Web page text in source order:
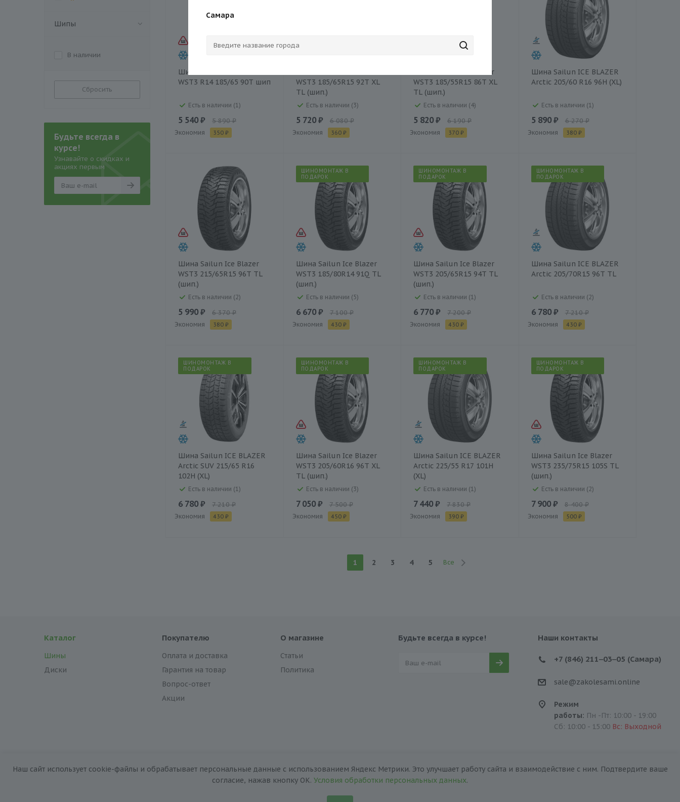
Шина Sailun Ice Blazer
WST3 R14 185/65 90T шип
Есть в наличии (1)
5 540 ₽ 5 890 ₽
Экономия 350 ₽
WST3 185/65R15 92T XL
TL (шип.)
Есть в наличии (3)
5 720 ₽ 6 080 ₽
Экономия 360 ₽
Шина Sailun Ice Blazer
WST3 185/55R15 86T XL
TL (шип.)
Есть в наличии (4)
5 820 ₽ 6 190 ₽
Экономия 370 ₽
Шина Sailun ICE BLAZER
Arctic 205/60 R16 96H (XL)
Есть в наличии (1)
5 890 ₽ 6 270 ₽
Экономия 380 ₽
Шина Sailun Ice Blazer
WST3 215/65R15 96T TL
(шип.)
Есть в наличии (2)
5 990 ₽ 6 370 ₽
Экономия 380 ₽
ШИНОМОНТАЖ В
ПОДАРОК
Шина Sailun Ice Blazer
WST3 185/80R14 91Q TL
(шип.)
Есть в наличии (5)
6 670 ₽ 7 100 ₽
Экономия 430 ₽
ШИНОМОНТАЖ В
ПОДАРОК
Шина Sailun Ice Blazer
WST3 205/65R15 94T TL
(шип.)
Есть в наличии (1)
6 770 ₽ 7 200 ₽
Экономия 430 ₽
ШИНОМОНТАЖ В
ПОДАРОК
Шина Sailun ICE BLAZER
Arctic 205/70R15 96T TL
Есть в наличии (2)
6 780 ₽ 7 210 ₽
Экономия 430 ₽
ШИНОМОНТАЖ В
ПОДАРОК
Шина Sailun ICE BLAZER
Arctic SUV 215/65 R16
102H (XL)
Есть в наличии (1)
6 780 ₽ 7 210 ₽
Экономия 430 ₽
ШИНОМОНТАЖ В
ПОДАРОК
Шина Sailun Ice Blazer
WST3 205/60R16 96T XL
TL (шип.)
Есть в наличии (3)
7 050 ₽ 7 500 ₽
Экономия 450 ₽
ШИНОМОНТАЖ В
ПОДАРОК
Шина Sailun ICE BLAZER
Arctic 225/55 R17 101H
(XL)
Есть в наличии (1)
7 440 ₽ 7 830 ₽
Экономия 390 ₽
ШИНОМОНТАЖ В
ПОДАРОК
Шина Sailun Ice Blazer
WST3 235/75R15 105S TL
(шип.)
Есть в наличии (2)
7 900 ₽ 8 400 ₽
Экономия 500 ₽
1 2 3 4 5 Все
Шипы
В наличии
Сбросить
Будьте всегда в
курсе!
Узнавайте о скидках и
акциях первым
Каталог
Шины
Диски
Покупателю
Оплата и доставка
Гарантия на товар
Вопрос-ответ
Акции
О магазине
Статьи
Политика
Будьте всегда в курсе! Наши контакты
+7 (846) 211‒03‒05 (Самара)
sale@zakolesami.online
Режим
работы: Пн -Пт: 10:00 - 19:00
Сб: 10:00 - 15:00 Вс: Выходной
Наш сайт использует cookie-файлы и обрабатывает персональные данные с использованием Яндекс Метрики. Это улучшает работу сайта и взаимодействие с ним. Подтвердите ваше
согласие, нажав кнопку ОК. Условия обработки персональных данных.
Самара